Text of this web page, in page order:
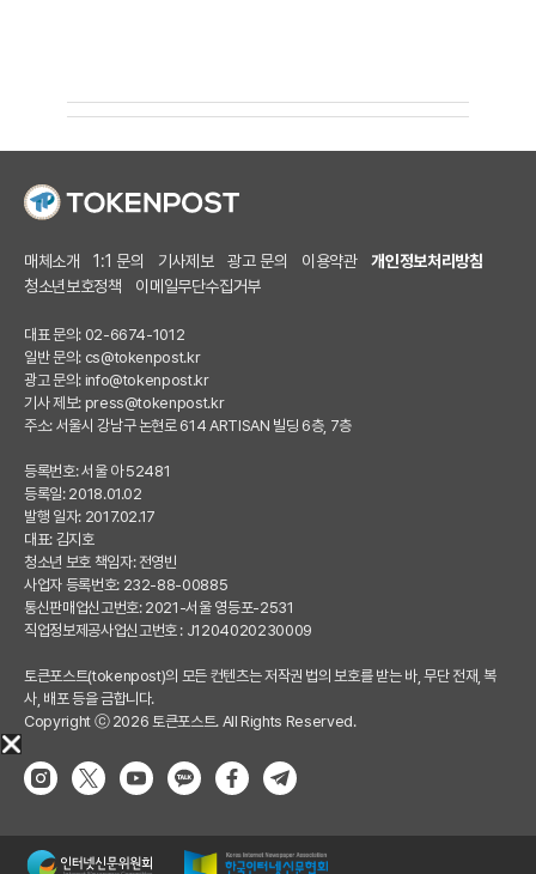
매체소개 1:1 문의 기사제보 광고 문의 이용약관
개인정보처리방침
청소년보호정책
이메일무단수집거부
대표 문의: 02-6674-1012
일반 문의: cs@tokenpost.kr
광고 문의: info@tokenpost.kr
기사 제보: press@tokenpost.kr
주소: 서울시 강남구 논현로 614 ARTISAN 빌딩 6층, 7층
등록번호: 서울 아 52481
등록일: 2018.01.02
발행 일자: 2017.02.17
대표: 김지호
청소년 보호 책임자: 전영빈
사업자 등록번호: 232-88-00885
통신판매업신고번호: 2021-서울 영등포-2531
직업정보제공사업신고번호 : J1204020230009
토큰포스트(tokenpost)의 모든 컨텐츠는 저작권 법의 보호를 받는 바, 무단 전재, 복
사, 배포 등을 금합니다.
Copyright ⓒ 2026 토큰포스트. All Rights Reserved.